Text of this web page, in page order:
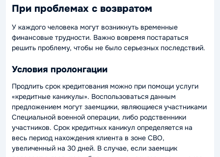
При проблемах с возвратом
У каждого человека могут возникнуть временные
финансовые трудности. Важно вовремя постараться
решить проблему, чтобы не было серьезных последствий.
Условия пролонгации
Продлить срок кредитования можно при помощи услуги
«кредитные каникулы». Воспользоваться данным
предложением могут заемщики, являющиеся участниками
Специальной военной операции, либо родственники
участников. Срок кредитных каникул определяется на
весь период нахождения клиента в зоне СВО,
увеличенный на 30 дней. В случае, если заемщик